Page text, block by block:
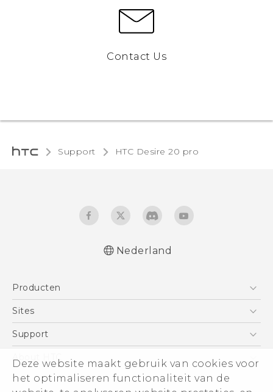
Deze website maakt gebruik van cookies voor
het optimaliseren functionaliteit van de
Contact Us
Support ‎HTC Desire 20 pro‎
Nederlands - Gebruikershandleiding
User manual
Nederland
Producten
Telefoons
Vive
Accessoires
Sites
HTC Vive
Aan de slag
Support
Support voor eCommerce
About HTC
ESG